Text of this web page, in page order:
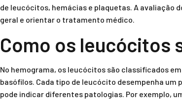
de leucócitos, hemácias e plaquetas. A avaliação
geral e orientar o tratamento médico.
Como os leucócitos
No hemograma, os leucócitos são classificados
basófilos. Cada tipo de leucócito desempenha
pode indicar diferentes patologias. Por exemplo,